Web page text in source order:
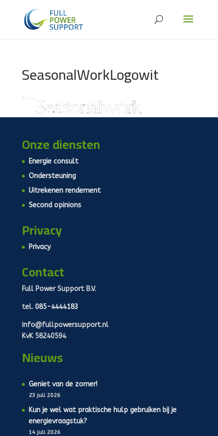
SeasonalWorkLogowit
Onze diensten
Energie consult
Ondersteuning
Uitrekenen rendement
Second opinions
Privacy
Privacy
Contact
Full Power Support B.V.
tel. 085-4444183
info@fullpowersupport.nl
KvK 58240594
Nieuws
Geniet van de zomer!
23 juli 2026
Kun je wel wat praktische hulp gebruiken bij je
energievraagstuk?
14 juli 2026